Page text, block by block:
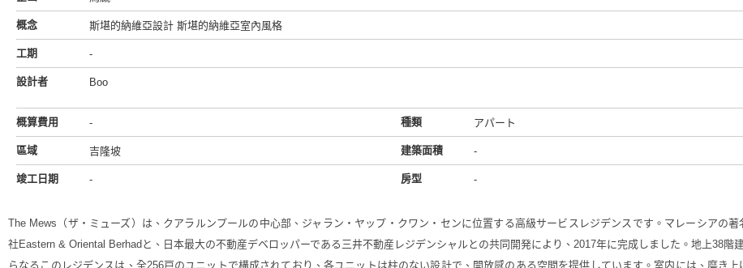
概念 斯堪的納維亞設計 斯堪的納維亞室內風格
工期 -
設計者 Boo
概算費用 -
區域 吉隆坡
竣工日期 -
種類 アパート
建築面積 -
房型 -
The Mews（ザ・ミューズ）は、クアラルンプールの中心部、ジャラン・ヤップ・クワン・センに位置する高級サービスレジデンスです。マレーシアの著
社Eastern & Oriental Berhadと、日本最大の不動産デベロッパーである三井不動産レジデンシャルとの共同開発により、2017年に完成しました。地上38階
らなるこのレジデンスは、全256戸のユニットで構成されており、各ユニットは柱のない設計で、開放感のある空間を提供しています。室内には、磨き上